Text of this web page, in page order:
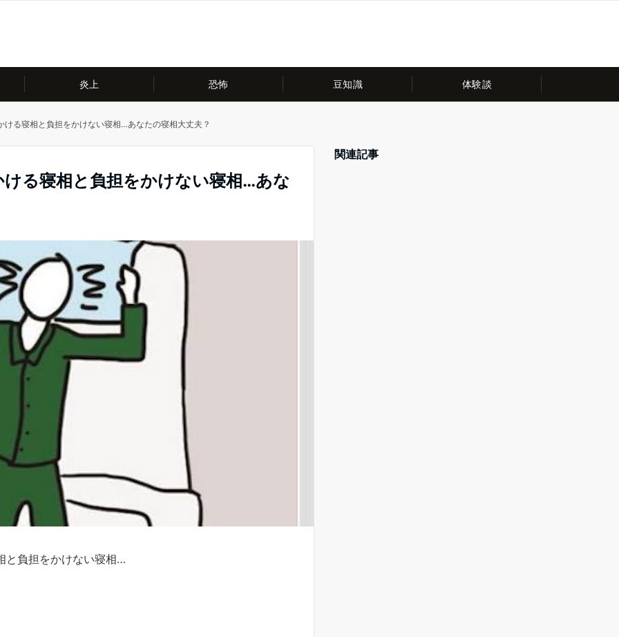
炎上 恐怖 豆知識 体験談
ける寝相と負担をかけない寝相…あなたの寝相大丈夫？
る寝相と負担をかけない寝相…あな
と負担をかけない寝相…
関連記事